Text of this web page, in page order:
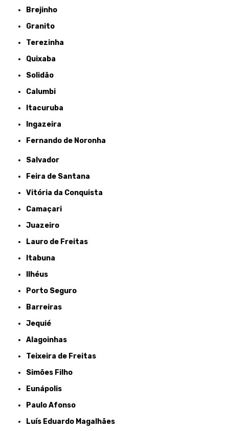
Brejinho
Granito
Terezinha
Quixaba
Solidão
Calumbi
Itacuruba
Ingazeira
Fernando de Noronha
Salvador
Feira de Santana
Vitória da Conquista
Camaçari
Juazeiro
Lauro de Freitas
Itabuna
Ilhéus
Porto Seguro
Barreiras
Jequié
Alagoinhas
Teixeira de Freitas
Simões Filho
Eunápolis
Paulo Afonso
Luís Eduardo Magalhães